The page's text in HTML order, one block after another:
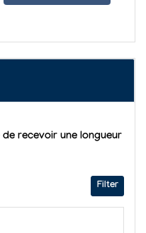
recevoir une longueur
Filter